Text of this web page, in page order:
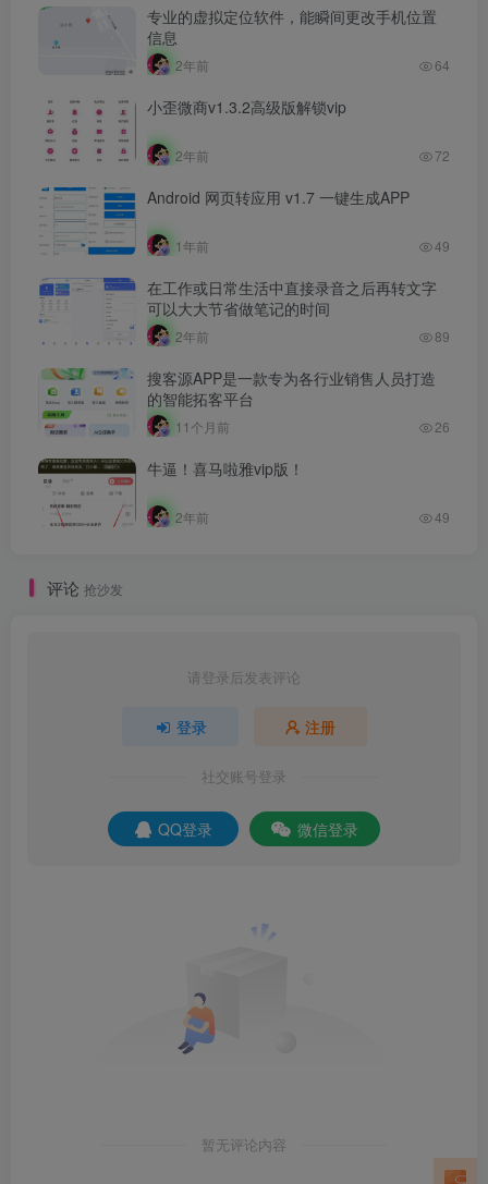
专业的虚拟定位软件，能瞬间更改手机位置
信息
2年前 64
小歪微商v1.3.2高级版解锁vip
2年前 72
Android 网页转应用 v1.7 一键生成APP
1年前 49
在工作或日常生活中直接录音之后再转文字
可以大大节省做笔记的时间
2年前 89
搜客源APP是一款专为各行业销售人员打造
的智能拓客平台
11个月前 26
牛逼！喜马啦雅vip版！
2年前 49
评论 抢沙发
请登录后发表评论
登录 注册
社交账号登录
QQ登录 微信登录
暂无评论内容